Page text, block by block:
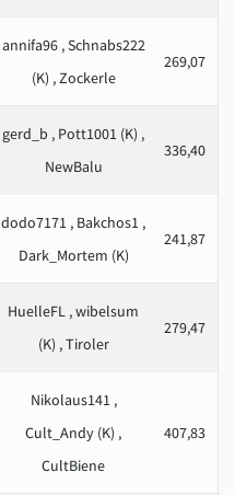
annifa96 , Schnabs222
(K) , Zockerle
269,07
gerd_b , Pott1001 (K) ,
NewBalu
336,40
dodo7171 , Bakchos1 ,
Dark_Mortem (K)
241,87
HuelleFL , wibelsum
(K) , Tiroler
279,47
Nikolaus141 ,
Cult_Andy (K) ,
CultBiene
407,83